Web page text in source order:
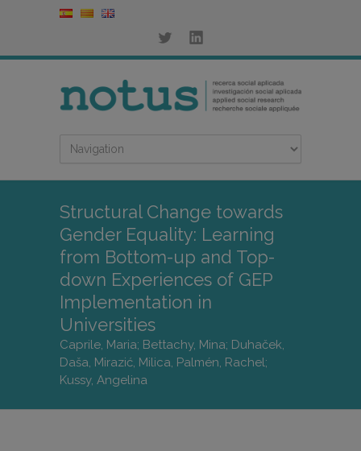
Structural Change towards
Gender Equality: Learning
from Bottom-up and Top-
down Experiences of GEP
Implementation in
Universities
Caprile, Maria; Bettachy, Mina; Duhaček,
Daša, Mirazić, Milica, Palmén, Rachel;
Kussy, Angelina